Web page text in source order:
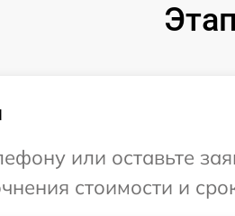
или оставьте
стоимости и